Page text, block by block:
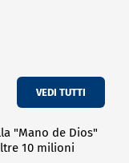
VEDI TUTTI
"Mano de Dios"
10 milioni